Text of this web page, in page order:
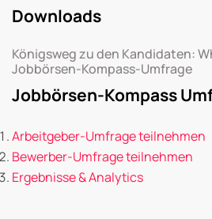
Downloads
Königsweg zu den Kandidaten:
Jobbörsen-Kompass-Umfrage
Jobbörsen-Kompass
Arbeitgeber-Umfrage teilnehmen
Bewerber-Umfrage teilnehmen
Ergebnisse & Analytics